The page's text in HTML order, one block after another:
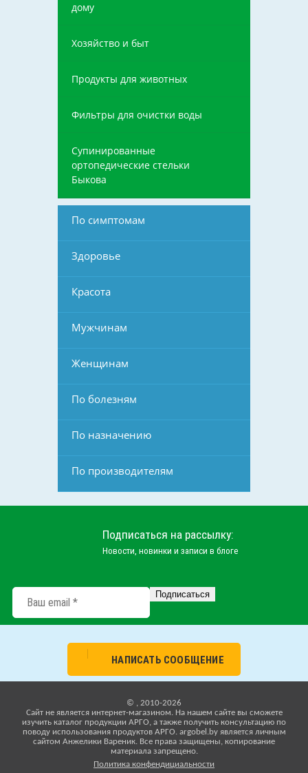
дому
Хозяйство и быт
Продукты для животных
Фильтры для очистки воды
Супинированные
ортопедические стельки
Быкова
По симптомам
Здоровье
Красота
Мужчинам
Женщинам
По болезням
По назначению
По производителям
Подписаться на рассылку:
Новости, новинки и записи в блоге
НАПИСАТЬ СООБЩЕНИЕ
© , 2010-2026
Cайт не является интернет-магазином. На нашем сайте вы сможете
изучить каталог продукции АРГО, а также получить консультацию по
поводу использования продуктов АРГО. argobel.by является личным
сайтом Анжелики Вареник. Все права защищены, копирование
материала запрещено.
Политика конфендициальности